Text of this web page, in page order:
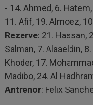
- 14. Ahmed, 6.
11. Afif, 19. Almoez,
Rezerve: 21. Hassan,
Salman, 7. Alaaeldin,
Khoder, 17.
Madibo, 24. Al
Antrenor: Felix